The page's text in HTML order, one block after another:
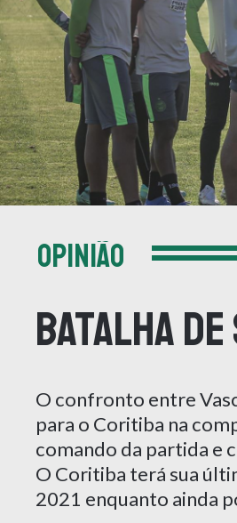
OPINIÃO
Batalha
O confronto entre
para o Coritiba na
comando da partida e
O Coritiba terá sua
2021 enquanto ainda